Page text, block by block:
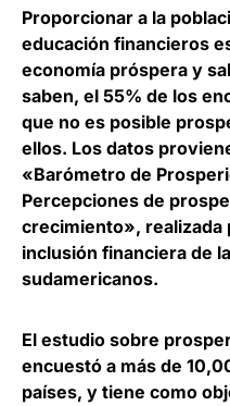
Proporcionar a la
educación financieros
economía próspera y
saben, el 55% de los
que no es posible
ellos. Los datos
«Barómetro de
Percepciones de
crecimiento», realizada
inclusión financiera de
sudamericanos.
El estudio sobre
encuestó a más de
países, y tiene como